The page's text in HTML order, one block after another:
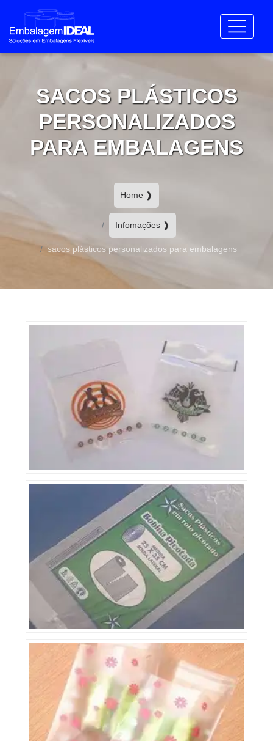
SACOS PLÁSTICOS
PERSONALIZADOS
PARA EMBALAGENS
Home ❱
Infomações ❱
sacos plásticos personalizados para embalagens